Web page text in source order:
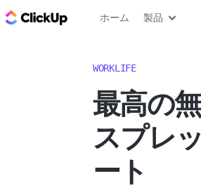
ClickUp ブログ
ホーム 製品
WORKLIFE
最高の
スプレ
ート